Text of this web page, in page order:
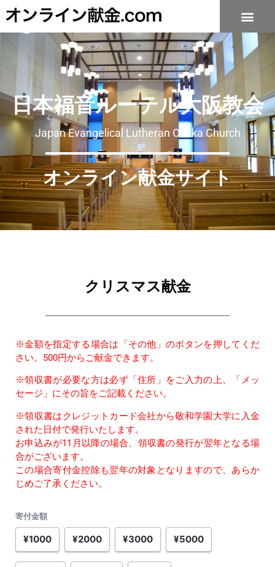
日本福音ルーテル大阪教会
Japan Evangelical Lutheran Osaka Church
オンライン献金サイト
クリスマス献金
※金額を指定する場合は「その他」のボタンを押してくだ
さい。500円からご献金できます。
※領収書が必要な方は必ず「住所」をご入力の上、「メッ
セージ」にその旨をご記載ください。
※領収書はクレジットカード会社から敬和学園大学に入金
された日付で発行いたします。
お申込みが11月以降の場合、領収書の発行が翌年となる場
合がございます。
この場合寄付金控除も翌年の対象となりますので、あらか
じめご了承ください。
寄付金額
¥1000 ¥2000 ¥3000 ¥5000